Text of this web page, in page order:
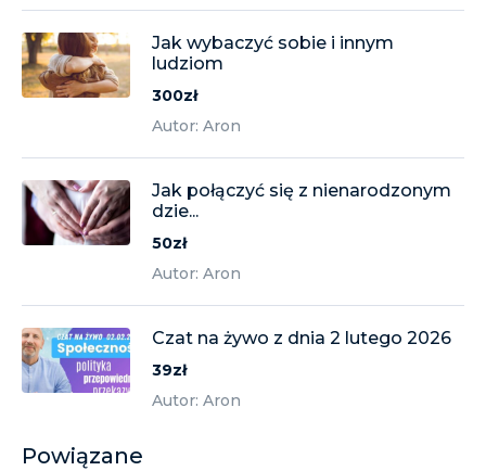
Powiązane
Jak wybaczyć sobie i innym
ludziom
300zł
Autor: Aron
Jak połączyć się z nienarodzonym
dzie...
50zł
Autor: Aron
Czat na żywo z dnia 2 lutego 2026
39zł
Autor: Aron